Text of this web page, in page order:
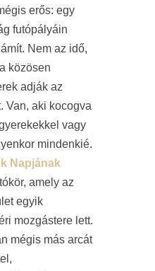
erős: egy
futópályáin
Nem az idő,
közösen
adják az
Van, aki kocogva
vagy
mindenkié.
Napjának
amely az
egyik
mozgástere lett.
mégis más arcát